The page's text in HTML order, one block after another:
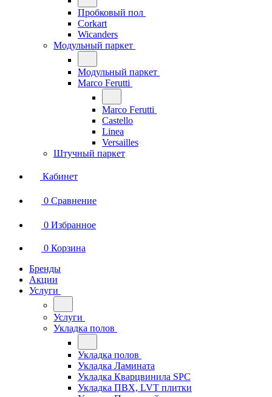
Пробковый пол
Corkart
Wicanders
Модульный паркет
Модульный паркет
Marco Ferutti
Marco Ferutti
Castello
Linea
Versailles
Штучный паркет
Кабинет
0 Сравнение
0 Избранное
0 Корзина
Бренды
Акции
Услуги
Услуги
Укладка полов
Укладка полов
Укладка Ламината
Укладка Кварцвинила SPC
Укладка ПВХ, LVT плитки